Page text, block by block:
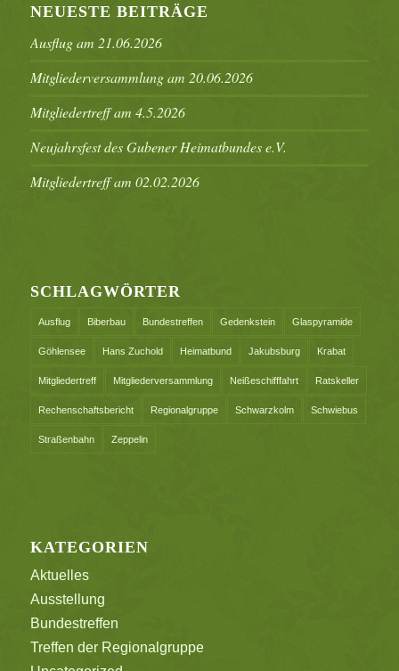
NEUESTE BEITRÄGE
Ausflug am 21.06.2026
Mitgliederversammlung am 20.06.2026
Mitgliedertreff am 4.5.2026
Neujahrsfest des Gubener Heimatbundes e.V.
Mitgliedertreff am 02.02.2026
SCHLAGWÖRTER
Ausflug Biberbau Bundestreffen Gedenkstein Glaspyramide
Göhlensee Hans Zuchold Heimatbund Jakubsburg Krabat
Mitgliedertreff Mitgliederversammlung Neißeschifffahrt Ratskeller
Rechenschaftsbericht Regionalgruppe Schwarzkolm Schwiebus
Straßenbahn Zeppelin
KATEGORIEN
Aktuelles
Ausstellung
Bundestreffen
Treffen der Regionalgruppe